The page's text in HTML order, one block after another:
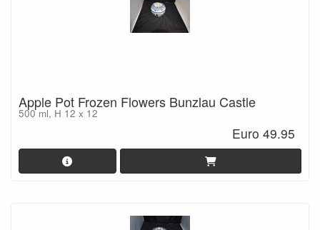
Apple Pot Frozen Flowers Bunzlau Castle
500 ml, H 12 x 12
Euro 49.95